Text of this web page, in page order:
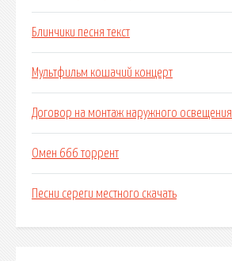
Блинчики песня текст
Мультфильм кошачий концерт
Договор на монтаж наружного освещения
Омен 666 торрент
Песни сереги местного скачать